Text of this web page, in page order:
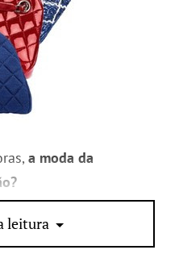
a moda da
leitura